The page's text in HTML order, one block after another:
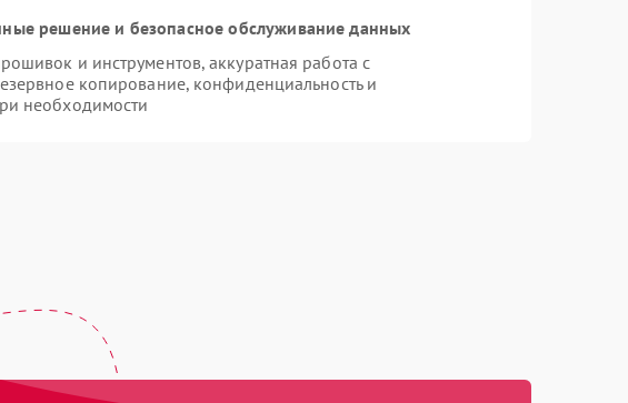
решение и безопасное обслуживание данных
и инструментов, аккуратная работа с
копирование, конфиденциальность и
необходимости